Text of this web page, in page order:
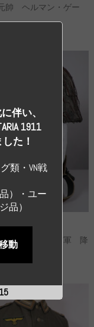
帥 ヘルマン・ゲー
Cap Luftwaffe
リカ ドイツ空軍 降
メット
14
伴い、
1911
た！
類・VN戦
）・ユー
品）
移動